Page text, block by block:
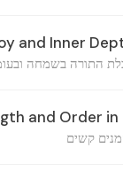
and Inner
התורה בשמחה
and Order in
קשים